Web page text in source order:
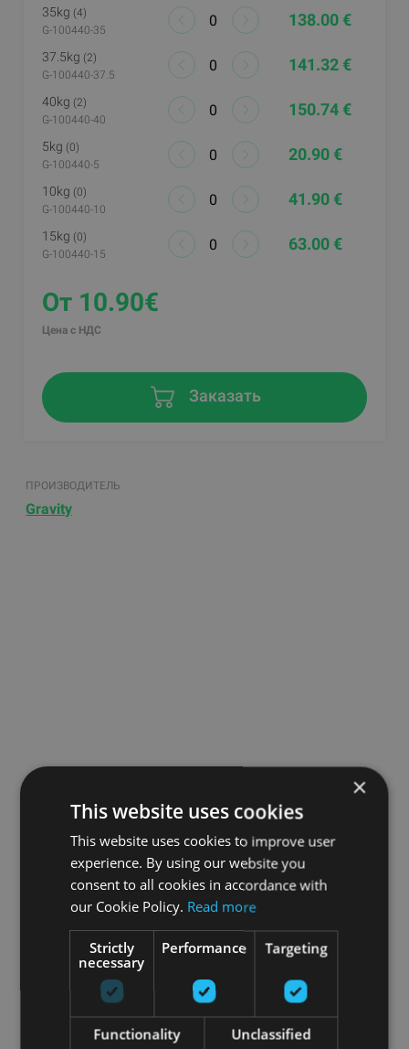
35kg (4)
G-100440-35
138.00 €
37.5kg (2)
G-100440-37.5
141.32 €
40kg (2)
G-100440-40
150.74 €
5kg (0)
G-100440-5
20.90 €
10kg (0)
G-100440-10
41.90 €
15kg (0)
G-100440-15
63.00 €
От 10.90€
Цена с НДС
Заказать
ПРОИЗВОДИТЕЛЬ
Gravity
×
This website uses cookies
This website uses cookies to improve user
experience. By using our website you
consent to all cookies in accordance with
our Cookie Policy. Read more
Strictly
necessary
Performance Targeting
Functionality Unclassified